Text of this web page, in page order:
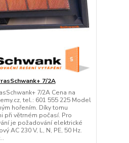
7/2A
7/2A Cena na
tel.: 601 555 225 Model
hořením. Díky tomu
při větrném počasí. Pro
je požadování elektrické
AC 230 V, L, N, PE, 50 Hz.